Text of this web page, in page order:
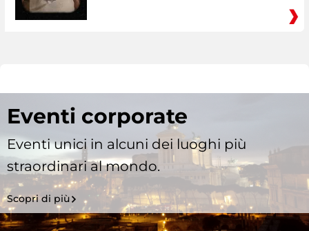
Eventi corporate
Eventi unici in alcuni dei luoghi più
straordinari al mondo.
Scopri di più